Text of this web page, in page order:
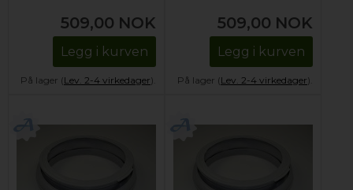
509,00 NOK
Legg i kurven
På lager (Lev. 2-4 virkedager).
509,00 NOK
Legg i kurven
På lager (Lev. 2-4 virkedager).